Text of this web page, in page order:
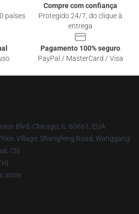
países
Compre com confiança
Protegido 24/7, do clique à
entrega
Pagamento 100% seguro
PayPal / MasterCard / Visa
Blvd, Chicago, IL 60661, EUA
Village, Shangfeng Road, Wanggang
CN